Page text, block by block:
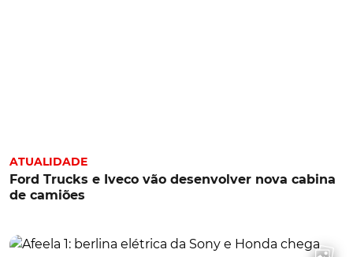
ATUALIDADE
Ford Trucks e Iveco vão desenvolver nova cabina
de camiões